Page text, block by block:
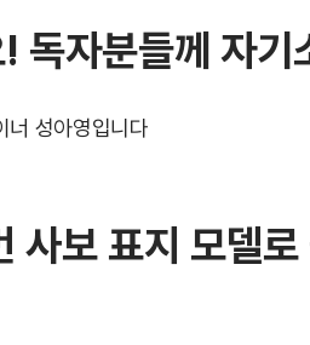
독자분들께 자기
너 성아영입니다
사보 표지 모델